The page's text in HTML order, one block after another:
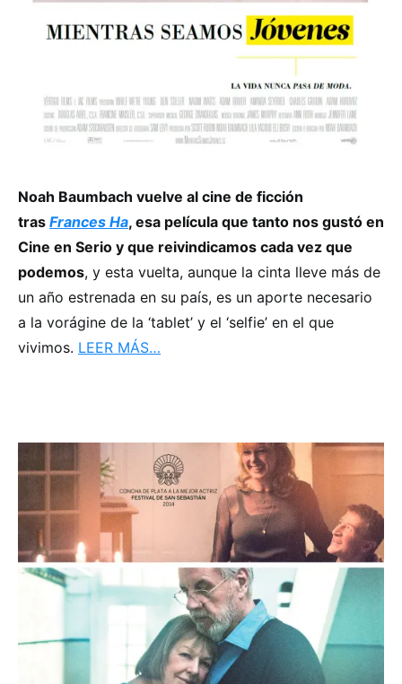
Noah Baumbach vuelve al cine de ficción
tras Frances Ha, esa película que tanto nos gustó en
Cine en Serio y que reivindicamos cada vez que
podemos, y esta vuelta, aunque la cinta lleve más de
un año estrenada en su país, es un aporte necesario
a la vorágine de la ‘tablet’ y el ‘selfie’ en el que
vivimos. LEER MÁS…